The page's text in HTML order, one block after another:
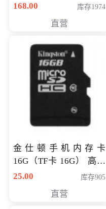
168.00
库存1974
直营
金仕顿手机内存卡
16G（TF卡 16G） 高速
卡 CLASS 10
25.00 库存905
直营